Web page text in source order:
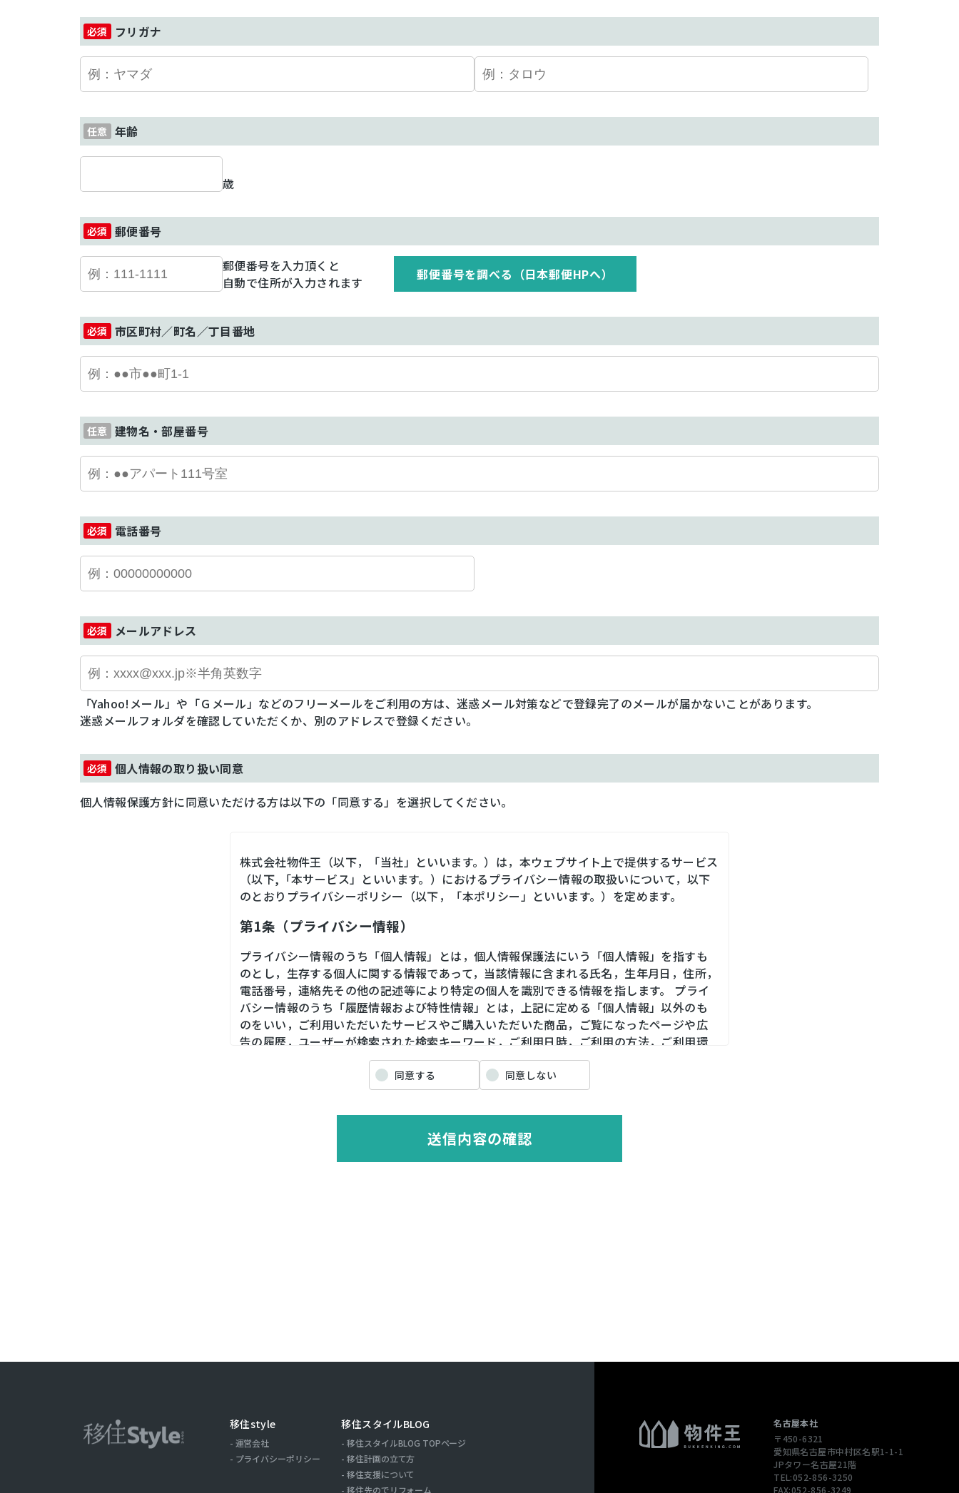
フリガナ
年齢
歳
郵便番号
郵便番号を入力頂くと
自動で住所が入力されます
郵便番号を調べる（日本郵便HPへ）
市区町村／町名／丁目番地
建物名・部屋番号
電話番号
メールアドレス
「Yahoo!メール」や「Ｇメール」などのフリーメールをご利用の方は、迷惑メール対策などで登録完了のメールが届かないことがあります。
迷惑メールフォルダを確認していただくか、別のアドレスで登録ください。
個人情報の取り扱い同意
個人情報保護方針に同意いただける方は以下の「同意する」を選択してください。
株式会社物件王（以下，「当社」といいます。）は，本ウェブサイト上で提供するサービス
（以下,「本サービス」といいます。）におけるプライバシー情報の取扱いについて，以下
のとおりプライバシーポリシー（以下，「本ポリシー」といいます。）を定めます。
第1条（プライバシー情報）
プライバシー情報のうち「個人情報」とは，個人情報保護法にいう「個人情報」を指すも
のとし，生存する個人に関する情報であって，当該情報に含まれる氏名，生年月日，住所，
電話番号，連絡先その他の記述等により特定の個人を識別できる情報を指します。 プライ
バシー情報のうち「履歴情報および特性情報」とは，上記に定める「個人情報」以外のも
のをいい，ご利用いただいたサービスやご購入いただいた商品，ご覧になったページや広
告の履歴，ユーザーが検索された検索キーワード，ご利用日時，ご利用の方法，ご利用環
境，郵便番号や性別，職業，年齢，ユーザーのIPアドレス，クッキー情報，位置情報，端
末の個体識別情報などを指します。
第２条（プライバシー情報の収集方法）
当社は，ユーザーが利用登録をする際に氏名，生年月日，住所，電話番号，メールアドレ
ス，銀行口座番号，クレジットカード番号，運転免許証番号などの個人情報をお尋ねする
氏名，住所，連絡先，支払方法などの登録情報，利用されたサービスや購入された商品，
およびそれらの代金などに関する情報を表示する目的
（2）ユーザーにお知らせや連絡をするためにメールアドレスを利用する場合やユーザーに
商品を送付したり必要に応じて連絡したりするため，氏名や住所などの連絡先情報を利用す
同意する 同意しない
送信内容の確認
移住style
運営会社
プライバシーポリシー
移住スタイルBLOG
移住スタイルBLOG TOPページ
移住計画の立て方
移住支援について
移住先のでリフォーム
名古屋本社
〒450-6321
愛知県名古屋市中村区名駅1-1-1
JPタワー名古屋21階
TEL:052-856-3250
FAX:052-856-3249